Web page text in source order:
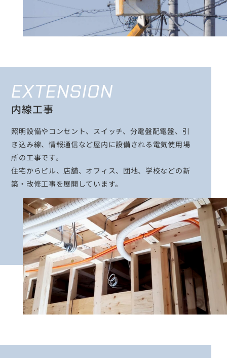
EXTENSION
内線工事
照明設備やコンセント、スイッチ、分電盤配電盤、引
き込み線、情報通信など屋内に設備される電気使用場
所の工事です。
住宅からビル、店舗、オフィス、団地、学校などの新
築・改修工事を展開しています。